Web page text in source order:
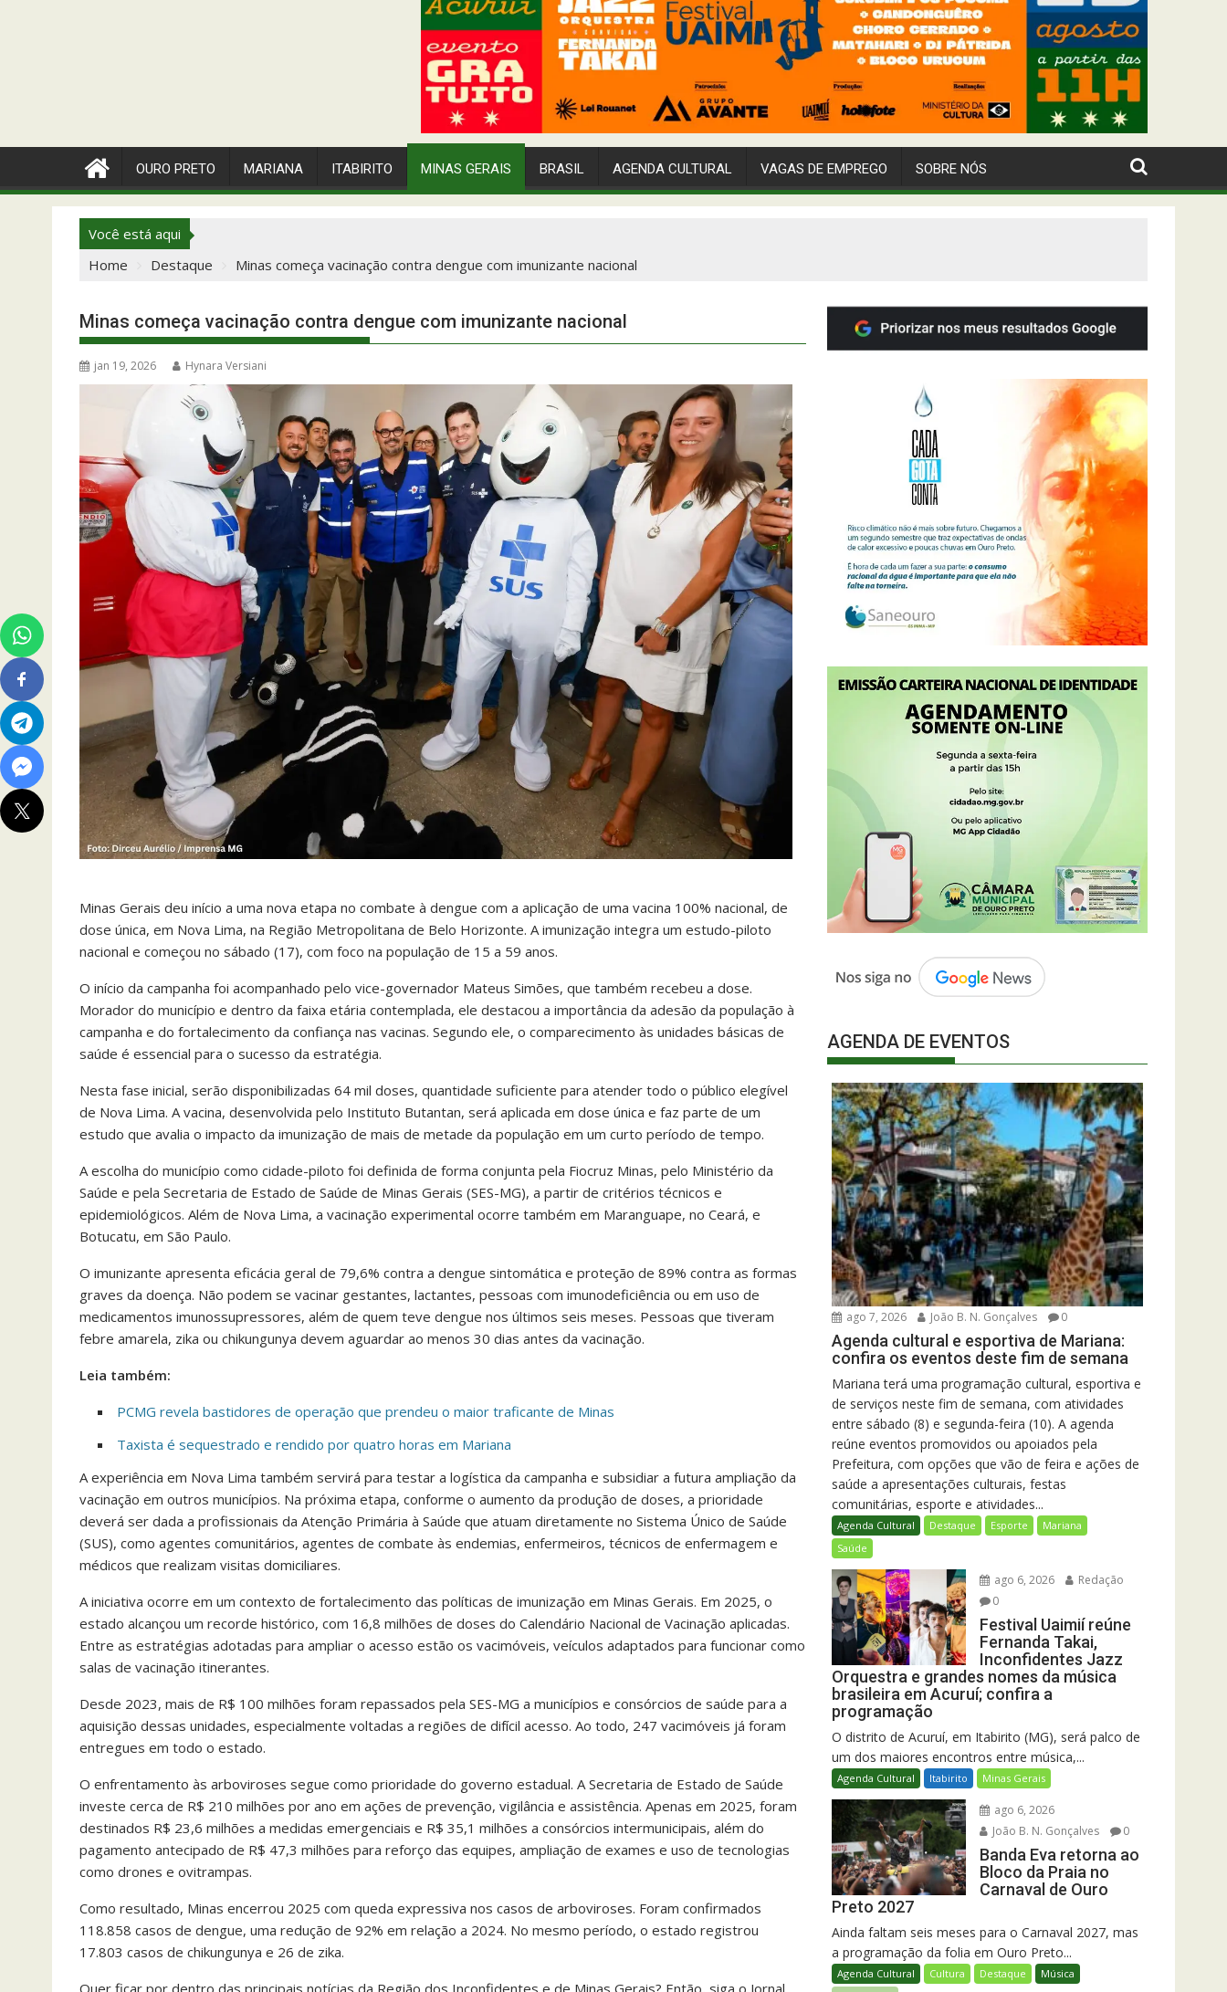
OURO PRETO MARIANA ITABIRITO MINAS GERAIS BRASIL AGENDA CULTURAL VAGAS DE EMPREGO SOBRE NÓS
Você está aqui
Home
Destaque Minas começa vacinação contra dengue com imunizante nacional
Minas começa vacinação contra dengue com imunizante nacional
jan 19, 2026 Hynara Versiani
Minas Gerais deu início a uma nova etapa no combate à dengue com a aplicação de uma vacina 100% nacional, de
dose única, em Nova Lima, na Região Metropolitana de Belo Horizonte. A imunização integra um estudo-piloto
nacional e começou no sábado (17), com foco na população de 15 a 59 anos.
O início da campanha foi acompanhado pelo vice-governador Mateus Simões, que também recebeu a dose.
Morador do município e dentro da faixa etária contemplada, ele destacou a importância da adesão da população à
campanha e do fortalecimento da confiança nas vacinas. Segundo ele, o comparecimento às unidades básicas de
saúde é essencial para o sucesso da estratégia.
Nesta fase inicial, serão disponibilizadas 64 mil doses, quantidade suficiente para atender todo o público elegível
de Nova Lima. A vacina, desenvolvida pelo Instituto Butantan, será aplicada em dose única e faz parte de um
estudo que avalia o impacto da imunização de mais de metade da população em um curto período de tempo.
A escolha do município como cidade-piloto foi definida de forma conjunta pela Fiocruz Minas, pelo Ministério da
Saúde e pela Secretaria de Estado de Saúde de Minas Gerais (SES-MG), a partir de critérios técnicos e
epidemiológicos. Além de Nova Lima, a vacinação experimental ocorre também em Maranguape, no Ceará, e
Botucatu, em São Paulo.
O imunizante apresenta eficácia geral de 79,6% contra a dengue sintomática e proteção de 89% contra as formas
graves da doença. Não podem se vacinar gestantes, lactantes, pessoas com imunodeficiência ou em uso de
medicamentos imunossupressores, além de quem teve dengue nos últimos seis meses. Pessoas que tiveram
febre amarela, zika ou chikungunya devem aguardar ao menos 30 dias antes da vacinação.
Leia também:
PCMG revela bastidores de operação que prendeu o maior traficante de Minas
Taxista é sequestrado e rendido por quatro horas em Mariana
A experiência em Nova Lima também servirá para testar a logística da campanha e subsidiar a futura ampliação da
vacinação em outros municípios. Na próxima etapa, conforme o aumento da produção de doses, a prioridade
deverá ser dada a profissionais da Atenção Primária à Saúde que atuam diretamente no Sistema Único de Saúde
(SUS), como agentes comunitários, agentes de combate às endemias, enfermeiros, técnicos de enfermagem e
médicos que realizam visitas domiciliares.
A iniciativa ocorre em um contexto de fortalecimento das políticas de imunização em Minas Gerais. Em 2025, o
estado alcançou um recorde histórico, com 16,8 milhões de doses do Calendário Nacional de Vacinação aplicadas.
Entre as estratégias adotadas para ampliar o acesso estão os vacimóveis, veículos adaptados para funcionar como
salas de vacinação itinerantes.
Desde 2023, mais de R$ 100 milhões foram repassados pela SES-MG a municípios e consórcios de saúde para a
aquisição dessas unidades, especialmente voltadas a regiões de difícil acesso. Ao todo, 247 vacimóveis já foram
entregues em todo o estado.
O enfrentamento às arboviroses segue como prioridade do governo estadual. A Secretaria de Estado de Saúde
investe cerca de R$ 210 milhões por ano em ações de prevenção, vigilância e assistência. Apenas em 2025, foram
destinados R$ 23,6 milhões a medidas emergenciais e R$ 35,1 milhões a consórcios intermunicipais, além do
pagamento antecipado de R$ 47,3 milhões para reforço das equipes, ampliação de exames e uso de tecnologias
como drones e ovitrampas.
Como resultado, Minas encerrou 2025 com queda expressiva nos casos de arboviroses. Foram confirmados
118.858 casos de dengue, uma redução de 92% em relação a 2024. No mesmo período, o estado registrou
17.803 casos de chikungunya e 26 de zika.
AGENDA DE EVENTOS
ago 7, 2026 João B. N. Gonçalves 0
Agenda cultural e esportiva de Mariana:
confira os eventos deste fim de semana
Mariana terá uma programação cultural, esportiva e
de serviços neste fim de semana, com atividades
entre sábado (8) e segunda-feira (10). A agenda
reúne eventos promovidos ou apoiados pela
Prefeitura, com opções que vão de feira e ações de
saúde a apresentações culturais, festas
comunitárias, esporte e atividades...
Agenda Cultural Destaque Esporte
Mariana
Saúde
ago 6, 2026
Redação
0
Festival Uaimií reúne
Fernanda Takai,
Inconfidentes Jazz
Orquestra e grandes nomes da música
brasileira em Acuruí; confira a
programação
O distrito de Acuruí, em Itabirito (MG), será palco de
um dos maiores encontros entre música,...
Agenda Cultural Itabirito Minas Gerais
ago 6, 2026
João B. N. Gonçalves
0
Banda Eva retorna ao
Bloco da Praia no
Carnaval de Ouro
Preto 2027
Ainda faltam seis meses para o Carnaval 2027, mas
a programação da folia em Ouro Preto...
Agenda Cultural Cultura Destaque
Música